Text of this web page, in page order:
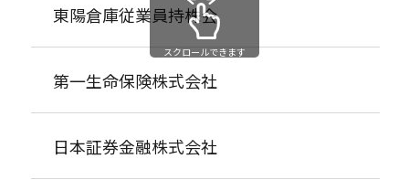
東陽倉庫従業員持株会
第一生命保険株式会社
日本証券金融株式会社
スクロールできます